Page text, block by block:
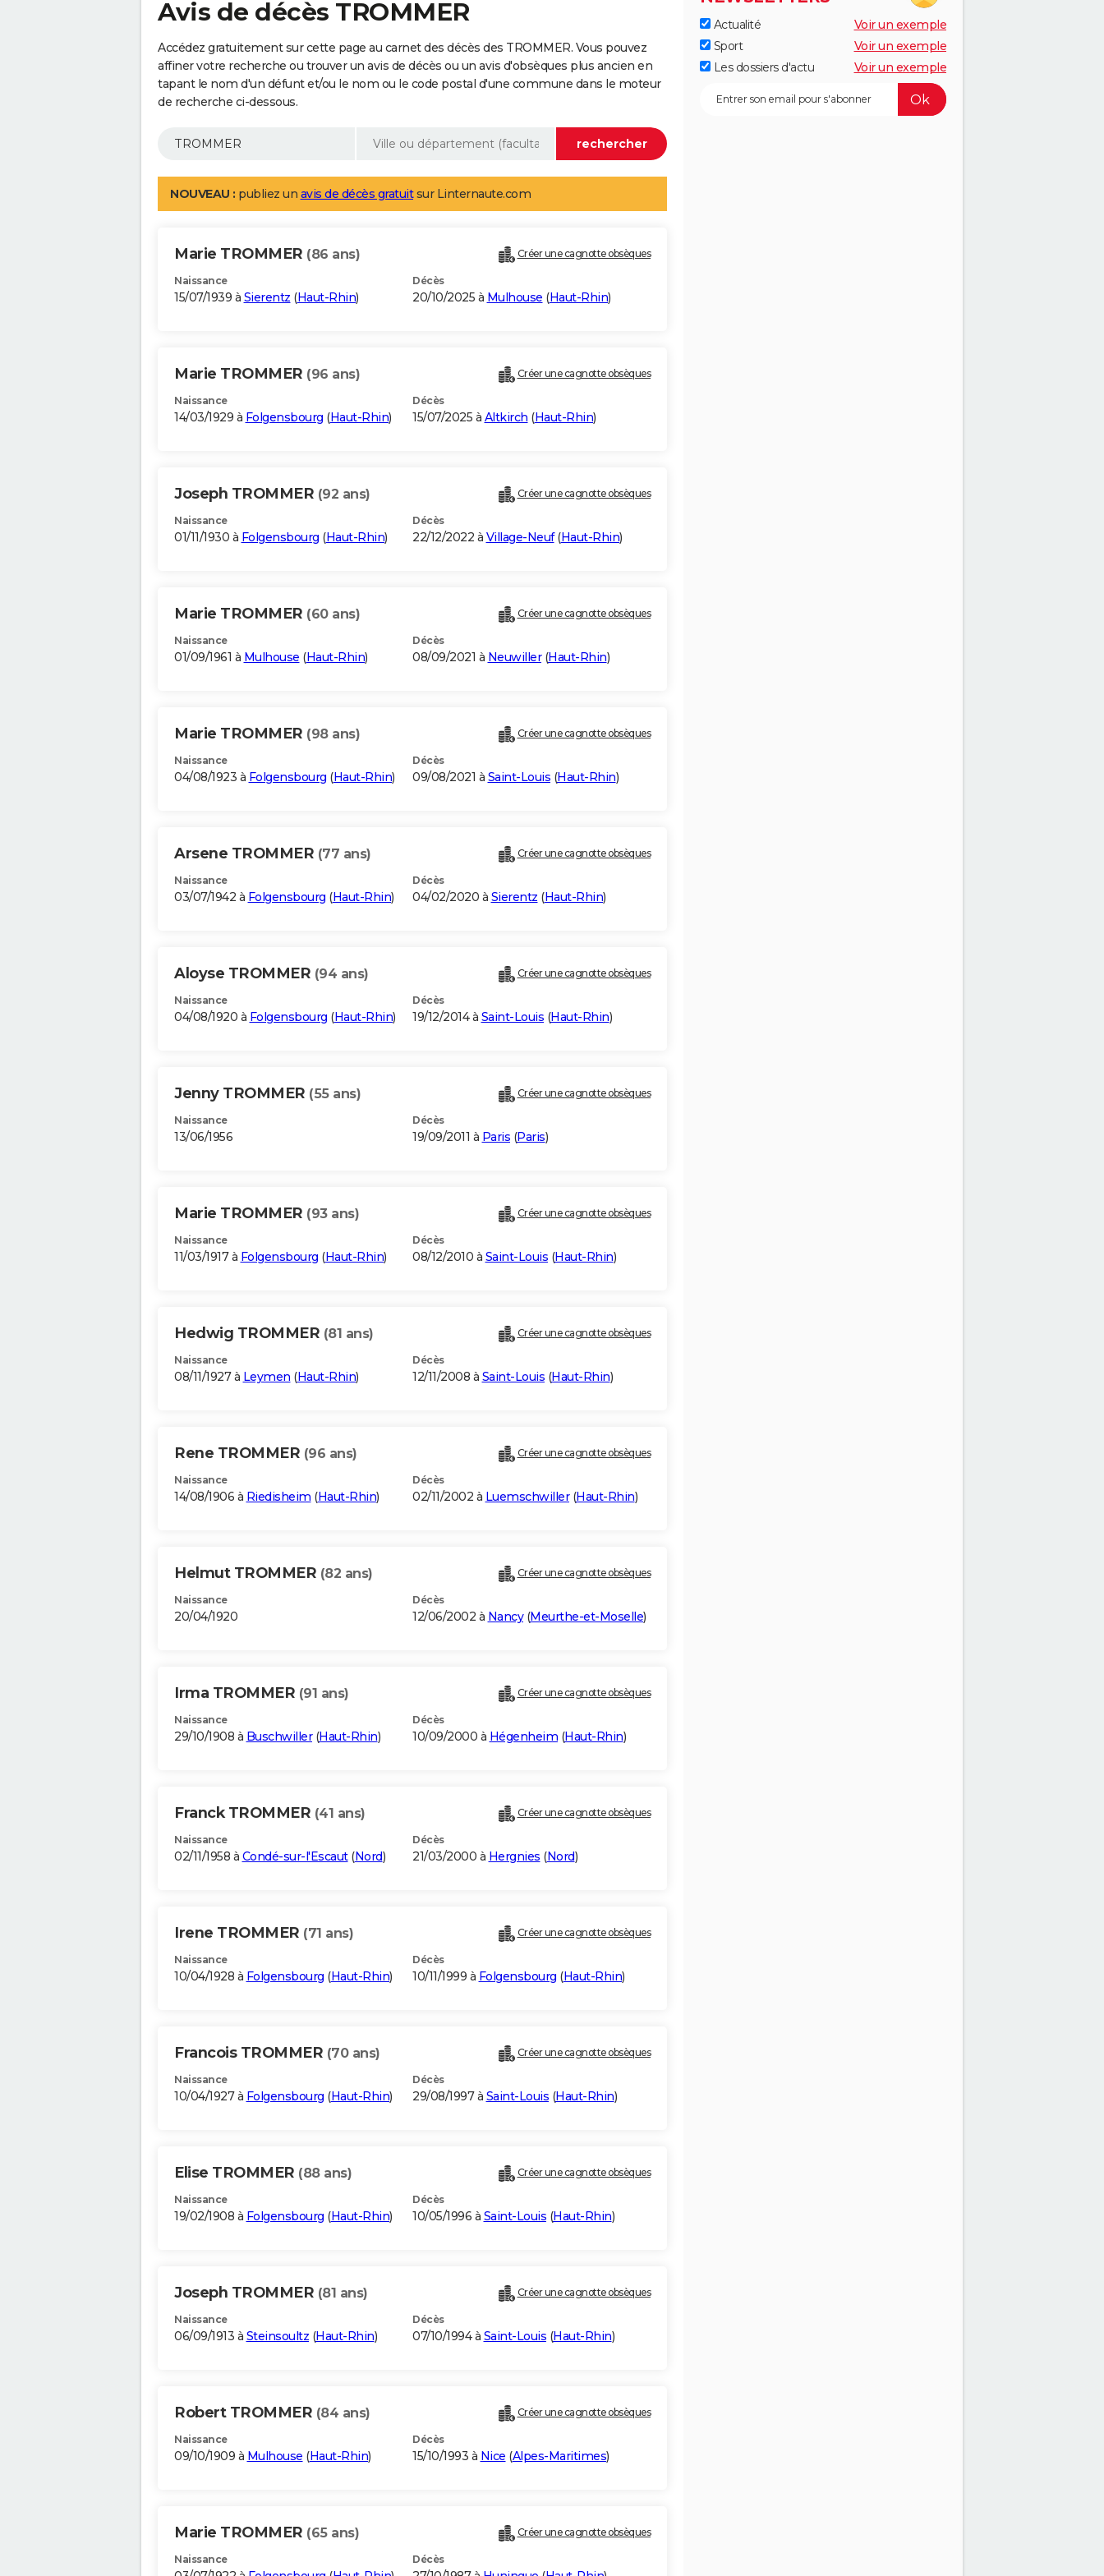
Avis de décès TROMMER
Accédez gratuitement sur cette page au carnet des décès des TROMMER. Vous pouvez
affiner votre recherche ou trouver un avis de décès ou un avis d'obsèques plus ancien en
tapant le nom d'un défunt et/ou le nom ou le code postal d'une commune dans le moteur
de recherche ci-dessous.
NOUVEAU : publiez un avis de décès gratuitsur Linternaute.com
Marie TROMMER (86 ans) Créer une cagnotte obsèques
Naissance
15/07/1939 à Sierentz (Haut-Rhin)
Décès
20/10/2025 à Mulhouse (Haut-Rhin)
Marie TROMMER (96 ans) Créer une cagnotte obsèques
Naissance
14/03/1929 à Folgensbourg (Haut-Rhin)
Décès
15/07/2025 à Altkirch (Haut-Rhin)
Joseph TROMMER (92 ans) Créer une cagnotte obsèques
Naissance
01/11/1930 à Folgensbourg (Haut-Rhin)
Décès
22/12/2022 à Village-Neuf(Haut-Rhin)
Marie TROMMER (60 ans) Créer une cagnotte obsèques
Naissance
01/09/1961 à Mulhouse (Haut-Rhin)
Décès
08/09/2021 à Neuwiller(Haut-Rhin)
Marie TROMMER (98 ans) Créer une cagnotte obsèques
Naissance
04/08/1923 à Folgensbourg (Haut-Rhin)
Décès
09/08/2021 à Saint-Louis (Haut-Rhin)
Arsene TROMMER (77 ans) Créer une cagnotte obsèques
Naissance
03/07/1942 à Folgensbourg (Haut-Rhin)
Décès
04/02/2020 à Sierentz (Haut-Rhin)
Aloyse TROMMER (94 ans) Créer une cagnotte obsèques
Naissance
04/08/1920 à Folgensbourg (Haut-Rhin)
Décès
19/12/2014 à Saint-Louis (Haut-Rhin)
Jenny TROMMER (55 ans) Créer une cagnotte obsèques
Naissance
13/06/1956
Décès
19/09/2011 à Paris (Paris)
Marie TROMMER (93 ans) Créer une cagnotte obsèques
Naissance
11/03/1917 à Folgensbourg (Haut-Rhin)
Décès
08/12/2010 à Saint-Louis (Haut-Rhin)
Hedwig TROMMER (81 ans) Créer une cagnotte obsèques
Naissance
08/11/1927 à Leymen (Haut-Rhin)
Décès
12/11/2008 à Saint-Louis (Haut-Rhin)
Rene TROMMER (96 ans) Créer une cagnotte obsèques
Naissance
14/08/1906 à Riedisheim (Haut-Rhin)
Décès
02/11/2002 à Luemschwiller(Haut-Rhin)
Helmut TROMMER (82 ans) Créer une cagnotte obsèques
Naissance
20/04/1920
Décès
12/06/2002 à Nancy(Meurthe-et-Moselle)
Irma TROMMER (91 ans) Créer une cagnotte obsèques
Naissance
29/10/1908 à Buschwiller(Haut-Rhin)
Décès
10/09/2000 à Hégenheim (Haut-Rhin)
Franck TROMMER (41 ans) Créer une cagnotte obsèques
Naissance
02/11/1958 à Condé-sur-l'Escaut(Nord)
Décès
21/03/2000 à Hergnies (Nord)
Irene TROMMER (71 ans) Créer une cagnotte obsèques
Naissance
10/04/1928 à Folgensbourg (Haut-Rhin)
Décès
10/11/1999 à Folgensbourg (Haut-Rhin)
Francois TROMMER (70 ans) Créer une cagnotte obsèques
Naissance
10/04/1927 à Folgensbourg (Haut-Rhin)
Décès
29/08/1997 à Saint-Louis (Haut-Rhin)
Elise TROMMER (88 ans) Créer une cagnotte obsèques
Naissance
19/02/1908 à Folgensbourg (Haut-Rhin)
Décès
10/05/1996 à Saint-Louis (Haut-Rhin)
Joseph TROMMER (81 ans) Créer une cagnotte obsèques
Naissance
06/09/1913 à Steinsoultz (Haut-Rhin)
Décès
07/10/1994 à Saint-Louis (Haut-Rhin)
Robert TROMMER (84 ans) Créer une cagnotte obsèques
Naissance
09/10/1909 à Mulhouse (Haut-Rhin)
Décès
15/10/1993 à Nice (Alpes-Maritimes)
Marie TROMMER (65 ans) Créer une cagnotte obsèques
Naissance Décès
Actualité
Voir un exemple
Sport
Voir un exemple
Les dossiers d'actu
Voir un exemple